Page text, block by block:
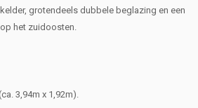
grotendeels dubbele beglazing en een
het zuidoosten.
3,94m x 1,92m).